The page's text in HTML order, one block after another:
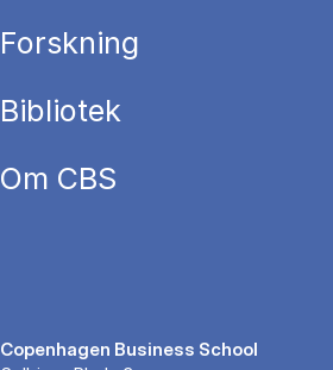
Forskning
Bibliotek
Om CBS
Copenhagen Business School